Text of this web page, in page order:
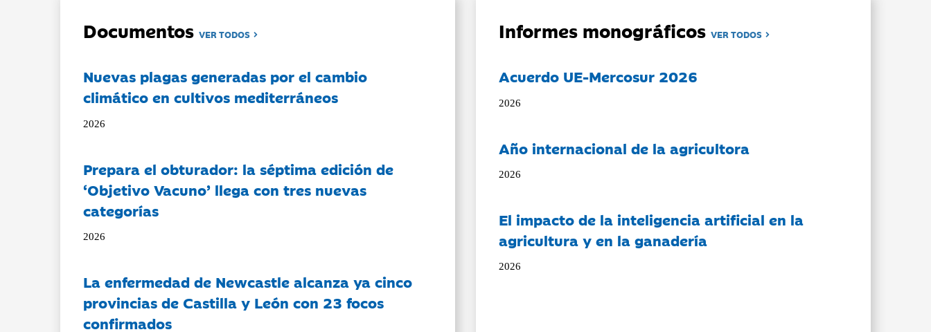
DocumentosVER TODOS
Nuevas plagas generadas por el cambio
climático en cultivos mediterráneos
2026
Prepara el obturador: la séptima edición de
‘Objetivo Vacuno’ llega con tres nuevas
categorías
2026
La enfermedad de Newcastle alcanza ya cinco
provincias de Castilla y León con 23 focos
confirmados
Informes monográficosVER TODOS
Acuerdo UE-Mercosur 2026
2026
Año internacional de la agricultora
2026
El impacto de la inteligencia artificial en la
agricultura y en la ganadería
2026